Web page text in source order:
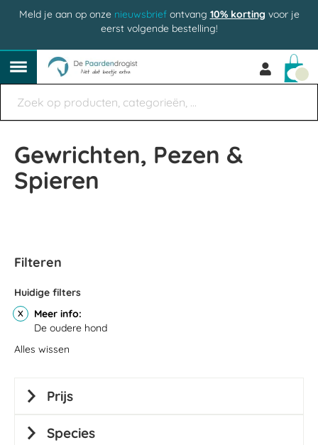
Meld je aan op onze nieuwsbriefontvang 10% korting voor je
eerst volgende bestelling!
Gewrichten, Pezen &
Spieren
Filteren
Huidige filters
Meer info
De oudere hond
Alles wissen
Prijs
Species